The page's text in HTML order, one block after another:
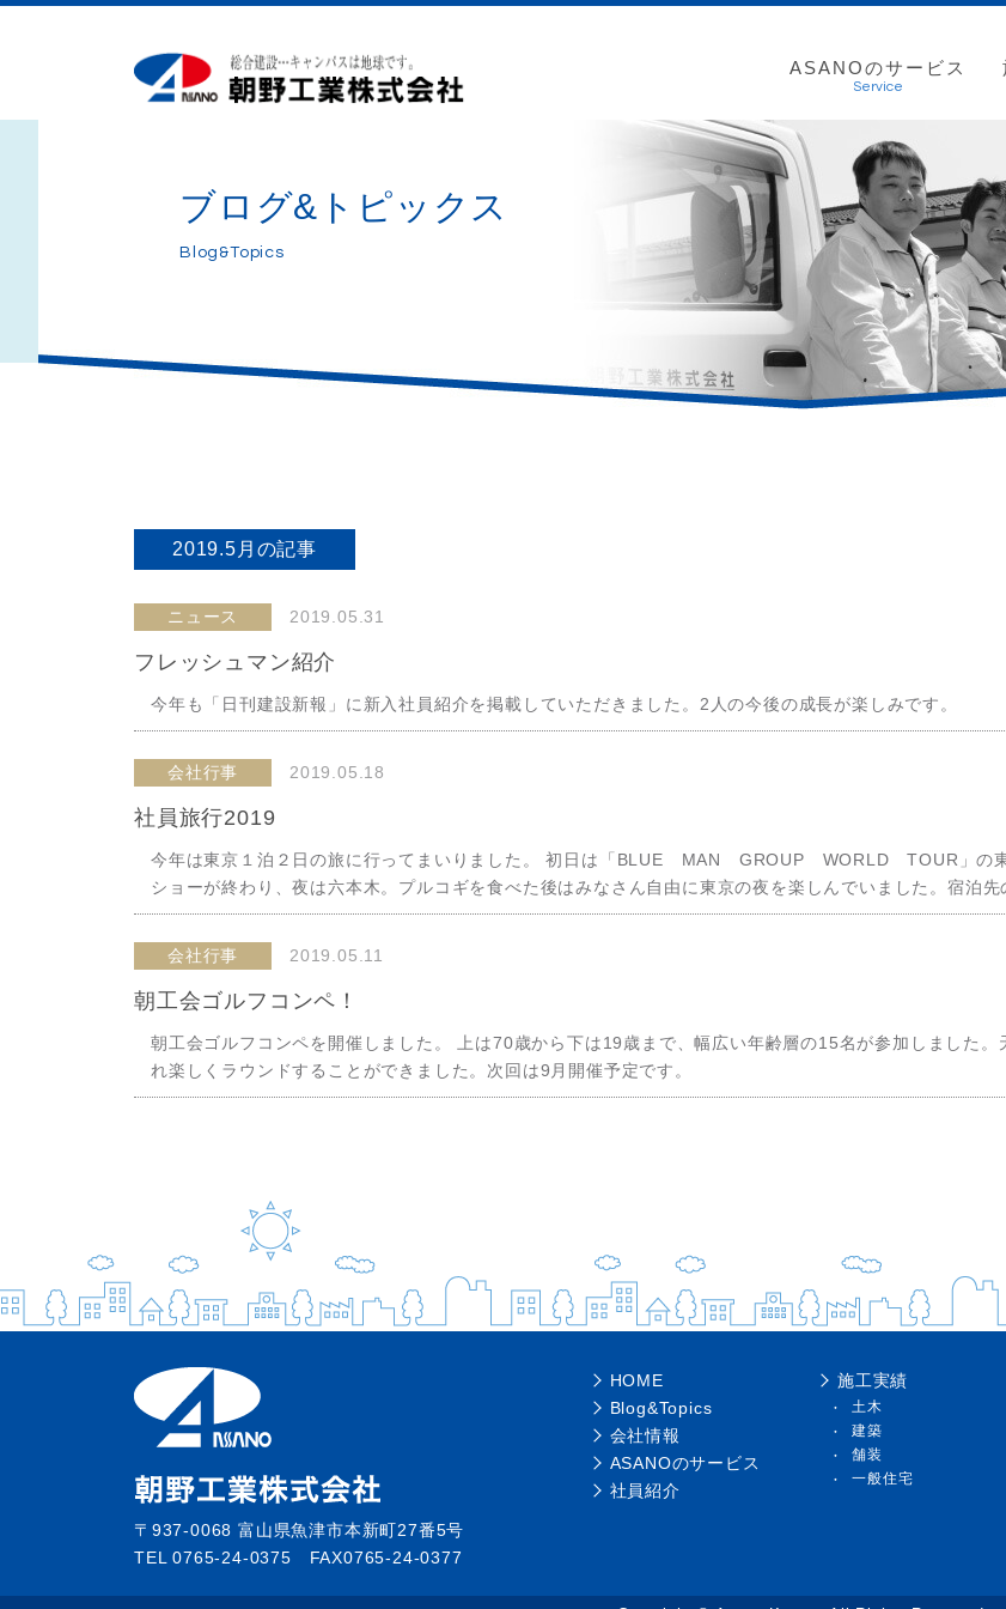
ASANOのサービス
Service
ブログ&トピックス
Blog&Topics
2019.5月 の記事
ニュース 2019.05.31
フレッシュマン紹介
今年も「日刊建設新報」に新入社員紹介を掲載していただきました。2人の今後の成長が楽しみです。
会社行事 2019.05.18
社員旅行2019
今年は東京１泊２日の旅に行ってまいりました。 初日は「BLUE MAN GROUP WORLD TOUR」の東
ショーが終わり、夜は六本木。プルコギを食べた後はみなさん自由に東京の夜を楽しんでいました。宿泊先
会社行事 2019.05.11
朝工会ゴルフコンペ！
朝工会ゴルフコンペを開催しました。 上は70歳から下は19歳まで、幅広い年齢層の15名が参加しました。
れ楽しくラウンドすることができました。次回は9月開催予定です。
〒937-0068 富山県魚津市本新町27番5号
TEL 0765-24-0375 FAX0765-24-0377
HOME
Blog&Topics
会社情報
ASANOのサービス
社員紹介
施工実績
土木
建築
舗装
一般住宅